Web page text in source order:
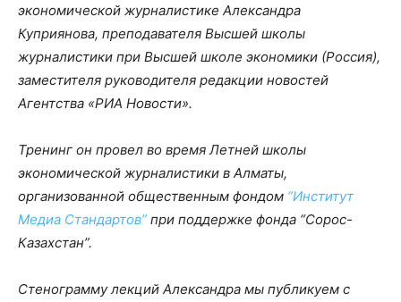
экономической журналистике Александра
Куприянова, преподавателя Высшей школы
журналистики при Высшей школе экономики (Россия),
заместителя руководителя редакции новостей
Агентства «РИА Новости».
Тренинг он провел во время Летней школы
экономической журналистики в Алматы,
организованной общественным фондом “Институт
Медиа Стандартов” при поддержке фонда “Сорос-
Казахстан”.
Стенограмму лекций Александра мы публикуем с